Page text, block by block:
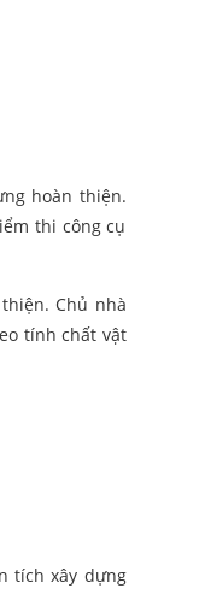
hoàn thiện.
thi công cụ
Chủ nhà
tính chất vật
tích xây dựng